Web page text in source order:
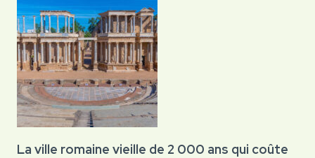
La ville romaine vieille de 2 000 ans qui coûte